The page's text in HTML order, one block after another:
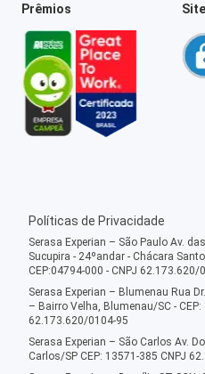
Prêmios
Políticas de Privacidade
Serasa Experian – São Paulo Av.
Sucupira - 24ºandar - Chácara
CEP:04794-000 - CNPJ 62.173.620/
Serasa Experian – Blumenau Rua
– Bairro Velha, Blumenau/SC - CEP:
62.173.620/0104-95
Serasa Experian – São Carlos Av.
Carlos/SP CEP: 13571-385 CNPJ